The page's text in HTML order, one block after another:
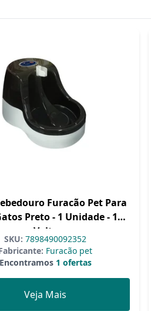
Furacão Pet Para
Preto - 1 Unidade - 110
Volts
SKU: 7898490092352
Furacão pet
Encontramos1 ofertas
Veja Mais